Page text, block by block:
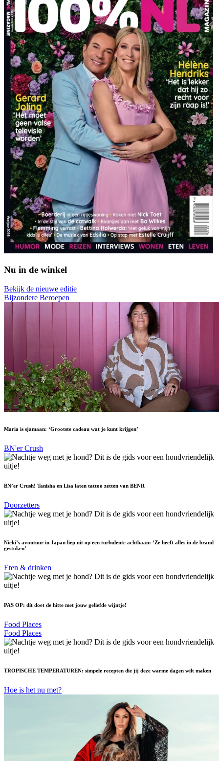
Nu in de winkel
Bekijk de nieuwe editie
Bijzondere Beroepen
Maria is sjamaan: ‘Grootste cadeau wat je kunt krijgen’
BN'er Crush
BN’er Crush! Tanisha en Lisa laten tattoo zetten van BENR
Doorzetters
Nicki’s avontuur in Japan liep uit op een turbulente achtbaan: ‘Ze heeft alles in de brand
gestoken’
Eten & drinken
PAS OP: dít doet de hitte met jouw geliefde wijntje!
Food Places
Food Places
TROPISCHE TEMPERATUREN: simpele recepten die jij deze warme dagen wilt maken
Hoe is het nu met?